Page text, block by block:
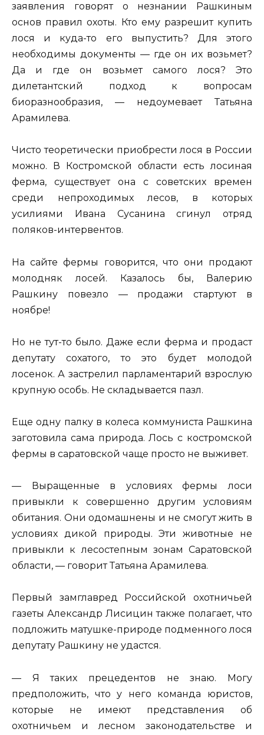
заявления говорят о незнании Рашкиным
основ правил охоты. Кто ему разрешит купить
лося и куда-то его выпустить? Для этого
необходимы документы — где он их возьмет?
Да и где он возьмет самого лося? Это
дилетантский подход к вопросам
биоразнообразия, — недоумевает Татьяна
Арамилева.
Чисто теоретически приобрести лося в России
можно. В Костромской области есть лосиная
ферма, существует она с советских времен
среди непроходимых лесов, в которых
усилиями Ивана Сусанина сгинул отряд
поляков-интервентов.
На сайте фермы говорится, что они продают
молодняк лосей. Казалось бы, Валерию
Рашкину повезло — продажи стартуют в
ноябре!
Но не тут-то было. Даже если ферма и продаст
депутату сохатого, то это будет молодой
лосенок. А застрелил парламентарий взрослую
крупную особь. Не складывается пазл.
Еще одну палку в колеса коммуниста Рашкина
заготовила сама природа. Лось с костромской
фермы в саратовской чаще просто не выживет.
— Выращенные в условиях фермы лоси
привыкли к совершенно другим условиям
обитания. Они одомашнены и не смогут жить в
условиях дикой природы. Эти животные не
привыкли к лесостепным зонам Саратовской
области, — говорит Татьяна Арамилева.
Первый замглавред Российской охотничьей
газеты Александр Лисицин также полагает, что
подложить матушке-природе подменного лося
депутату Рашкину не удастся.
— Я таких прецедентов не знаю. Могу
предположить, что у него команда юристов,
которые не имеют представления об
охотничьем и лесном законодательстве и